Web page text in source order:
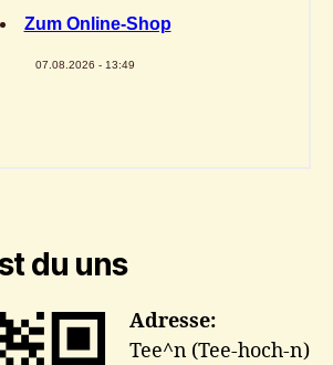
du uns
Adresse:
Tee^n (Tee-hoch-n)